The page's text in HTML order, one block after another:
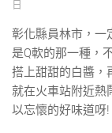
日
彰化縣員林市，一
是Q軟的那一種，
搭上甜甜的白醬，
就在火車站附近熱
以忘懷的好味道呀!